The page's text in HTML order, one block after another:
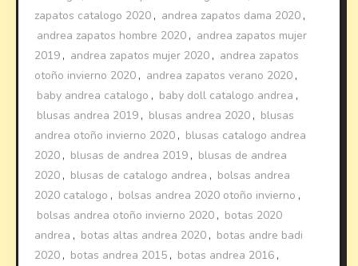
zapatos catalogo 2020 , andrea zapatos dama 2020 ,
andrea zapatos hombre 2020 , andrea zapatos mujer
2019 , andrea zapatos mujer 2020 , andrea zapatos
otoño invierno 2020 , andrea zapatos verano 2020 ,
baby andrea catalogo , baby doll catalogo andrea ,
blusas andrea 2019 , blusas andrea 2020 , blusas
andrea otoño invierno 2020 , blusas catalogo andrea
2020 , blusas de andrea 2019 , blusas de andrea
2020 , blusas de catalogo andrea , bolsas andrea
2020 catalogo , bolsas andrea 2020 otoño invierno ,
bolsas andrea otoño invierno 2020 , botas 2020
andrea , botas altas andrea 2020 , botas andre badi
2020 , botas andrea 2015 , botas andrea 2016 ,